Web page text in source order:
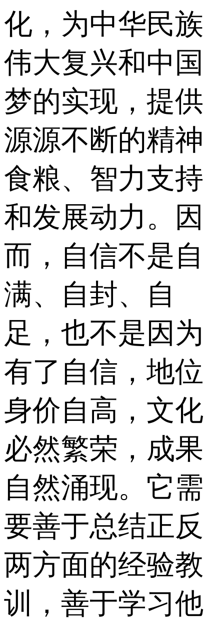
化，为中华民族
伟大复兴和中国
梦的实现，提供
源源不断的精神
食粮、智力支持
和发展动力。因
而，自信不是自
满、自封、自
足，也不是因为
有了自信，地位
身价自高，文化
必然繁荣，成果
自然涌现。它需
要善于总结正反
两方面的经验教
训，善于学习他